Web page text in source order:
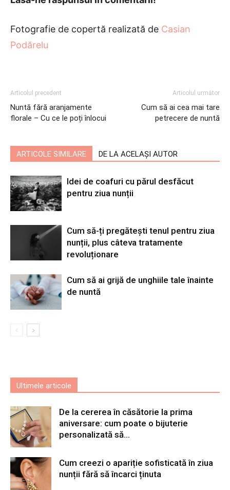
Fotografie de copertă realizată de Casian
Podărelu
Articolul precedent
Nuntă fără aranjamente
florale – Cu ce le poți înlocui
Articolul următor
Cum să ai cea mai tare
petrecere de nuntă
ARTICOLE SIMILARE DE LA ACELAȘI AUTOR
Idei de coafuri cu părul desfăcut
pentru ziua nunții
Cum să-ți pregătești tenul pentru ziua
nunții, plus câteva tratamente
revoluționare
Cum să ai grijă de unghiile tale înainte
de nuntă
Ultimele articole
De la cererea în căsătorie la prima
aniversare: cum poate o bijuterie
personalizată să...
Cum creezi o apariție sofisticată în ziua
nunții fără să încarci ținuta